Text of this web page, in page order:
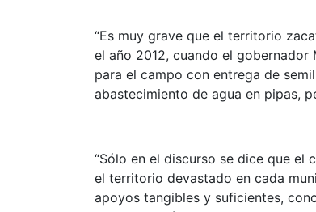
“Es muy grave que el territorio
el año 2012, cuando el
para el campo con entrega de
abastecimiento de agua en pipas,
“Sólo en el discurso se dice que el
el territorio devastado en cada
apoyos tangibles y suficientes,